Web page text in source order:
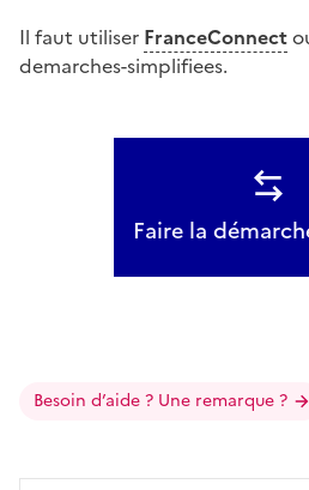
Il faut utiliser FranceConnect
demarches-simplifiees.
Faire la
Besoin d’aide ? Une remarque ?